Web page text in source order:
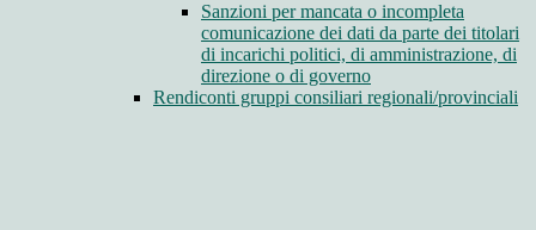
Sanzioni per mancata o incompleta
comunicazione dei dati da parte dei titolari
di incarichi politici, di amministrazione, di
direzione o di governo
Rendiconti gruppi consiliari regionali/provinciali